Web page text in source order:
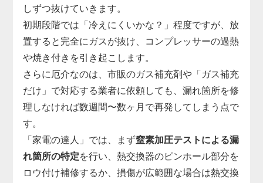
しずつ抜けていきます。
初期段階では「冷えにくいかな？」程度ですが、放
置すると完全にガスが抜け、コンプレッサーの過熱
や焼き付きを引き起こします。
さらに厄介なのは、市販のガス補充剤や「ガス補充
だけ」で対応する業者に依頼しても、漏れ箇所を修
理しなければ数週間〜数ヶ月で再発してしまう点で
す。
「家電の達人」では、まず窒素加圧テストによる漏
れ箇所の特定を行い、熱交換器のピンホール部分を
ロウ付け補修するか、損傷が広範囲な場合は熱交換